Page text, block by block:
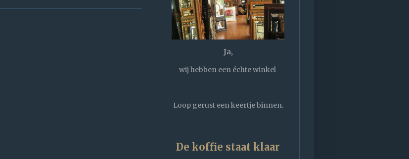
Ja,
wij hebben een échte winkel
Loop gerust een keertje binnen.
De koffie staat klaar